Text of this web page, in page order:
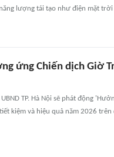
lượng tái tạo như điện mặt
ứng Chiến dịch Giờ
TP. Hà Nội sẽ phát động
kiệm và hiệu quả năm 2026